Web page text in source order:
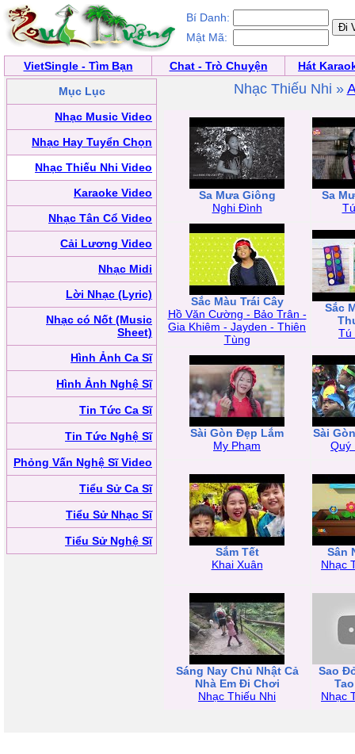
Bí Danh:
Mật Mã:
VietSingle - Tìm Bạn Chat - Trò Chuyện
Hát
Mục Lục
Nhạc Music Video
Nhạc Hay Tuyển Chọn
Nhạc Thiếu Nhi Video
Karaoke Video
Nhạc Tân Cổ Video
Cải Lương Video
Nhạc Midi
Lời Nhạc (Lyric)
Nhạc có Nốt (Music
Sheet)
Hình Ảnh Ca Sĩ
Hình Ảnh Nghệ Sĩ
Tin Tức Ca Sĩ
Tin Tức Nghệ Sĩ
Phỏng Vấn Nghệ Sĩ Video
Tiểu Sử Ca Sĩ
Tiểu Sử Nhạc Sĩ
Tiểu Sử Nghệ Sĩ
Nhạc Thiếu Nhi » A
Sa Mưa Giông
Nghi Đình
Sa
Sắc Màu Trái Cây
Hồ Văn Cường - Bảo Trân -
Gia Khiêm - Jayden - Thiên
Tùng
Sắc
Tú
Sài Gòn Đẹp Lắm
My Phạm
Sài
Quý
Sắm Tết
Khai Xuân
Sân
Nhạc
Sáng Nay Chủ Nhật Cả
Nhà Em Đi Chơi
Nhạc Thiếu Nhi
Sao
Nhạc